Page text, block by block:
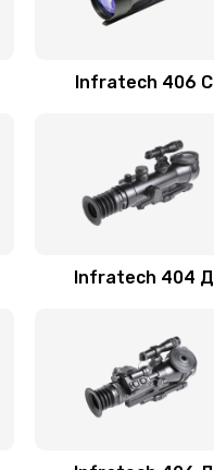
Infratech 406 С
Infratech 404 Д